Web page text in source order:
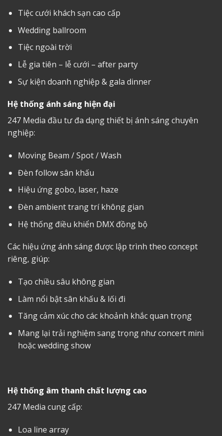
Tiệc cưới khách sạn cao cấp
Wedding ballroom
Tiệc ngoài trời
Lễ gia tiên – lễ cưới – after party
Sự kiện doanh nghiệp & gala dinner
Hệ thống ánh sáng hiện đại
247 Media đầu tư đa dạng thiết bị ánh sáng chuyên
nghiệp:
Moving Beam / Spot / Wash
Đèn follow sân khấu
Hiệu ứng gobo, laser, haze
Đèn ambient trang trí không gian
Hệ thống điều khiển DMX đồng bộ
Các hiệu ứng ánh sáng được lập trình theo concept
riêng, giúp:
Tạo chiều sâu không gian
Làm nổi bật sân khấu & lối đi
Tăng cảm xúc cho các khoảnh khắc quan trọng
Mang lại trải nghiệm sang trọng như concert mini
hoặc wedding show
Hệ thống âm thanh chất lượng cao
247 Media cung cấp:
Loa line array